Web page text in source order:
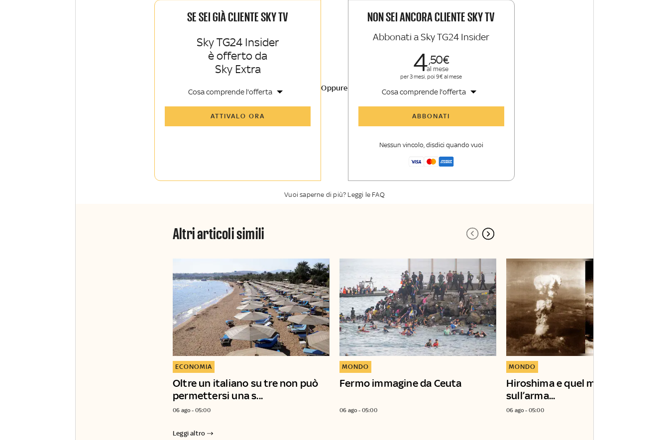
SE SEI GIÀ CLIENTE SKY TV
Sky TG24 Insider
è offerto da
Sky Extra
Cosa comprende l'offerta
Sky Sport Insider
ATTIVALO ORA
Oppure
NON SEI ANCORA CLIENTE SKY TV
Abbonati a Sky TG24 Insider
450
al mese
per 3 mesi, poi 9€ al mese
Cosa comprende l'offerta
ABBONATI
Nessun vincolo, disdici quando vuoi
Vuoi saperne di più? Leggi le FAQ
Altri articoli simili
Oltre un italiano su tre non può
permettersi una s...
ECONOMIA
06 ago - 05:00
Fermo immagine da Ceuta
MONDO
06 ago - 05:00
Hiroshima e quel monito a rischio
sull’arma...
MONDO
06 ago - 05:00
Leggi altro